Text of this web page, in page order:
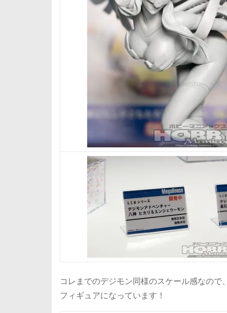
コレまでのデジモン同様のスケール感なの
フィギュアになっています！